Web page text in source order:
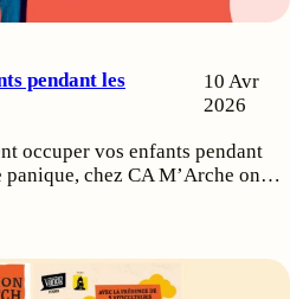
pendant les
10 Avr
2026
occuper vos enfants pendant
panique, chez CA M’Arche on…